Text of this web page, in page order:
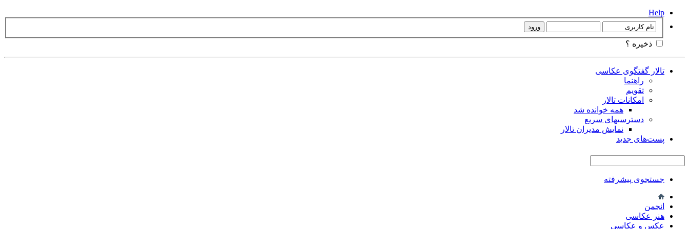
Help
ذخیره ؟
تالار گفتگوی عکاسی
راهنما
تقویم
امکانات تالار
همه خوانده شد
دسترسیهای سریع
نمایش مدیران تالار
پست‌های جدید
جستجوی پیشرفته
انجمن
هنر عکاسی
عکس و عکاسی